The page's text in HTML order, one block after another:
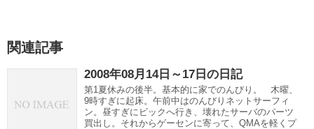
関連記事
2008年08月14日～17日の日記
第1夏休みの後半。基本的に家でのんびり。 木曜、
9時すぎに起床。午前中はのんびりネットサーフィ
ン。昼すぎにビックへ行き、壊れたサーバのパーツ
買出し。それからゲーセンに寄って、QMAを軽くプ